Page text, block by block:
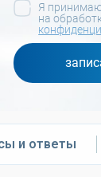
Я
на
и ответы